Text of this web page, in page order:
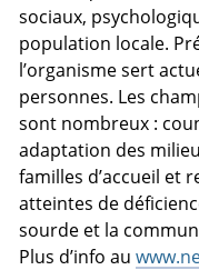
sociaux,
population locale.
l’organisme sert
personnes. Les
sont nombreux :
adaptation des
familles d’accueil et
atteintes de
sourde et la
Plus d’info au